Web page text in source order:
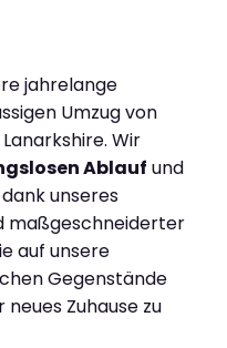
jahrelange
Umzug von
Wir
Ablauf und
unseres
maßgeschneiderter
auf unsere
Gegenstände
neues Zuhause zu